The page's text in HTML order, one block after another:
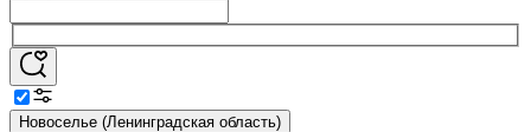
Новоселье (Ленинградская область)